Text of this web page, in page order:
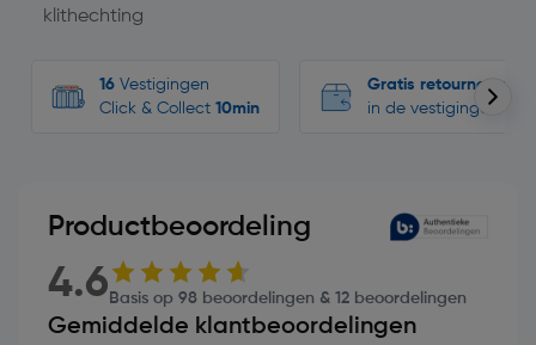
klithechting
16 Vestigingen
Click & Collect 10min
Gratis retourneren
in de vestigingen
Productbeoordeling
4.6 Basis op 98 beoordelingen & 12 beoordelingen
Gemiddelde klantbeoordelingen